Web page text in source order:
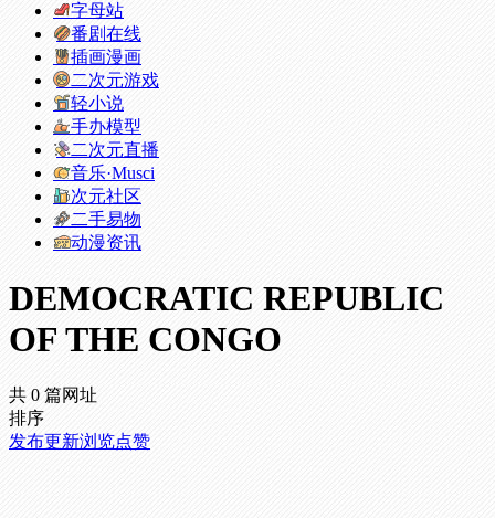
字母站
番剧在线
插画漫画
二次元游戏
轻小说
手办模型
二次元直播
音乐·Musci
次元社区
二手易物
动漫资讯
DEMOCRATIC REPUBLIC
OF THE CONGO
共 0 篇网址
排序
发布更新浏览点赞